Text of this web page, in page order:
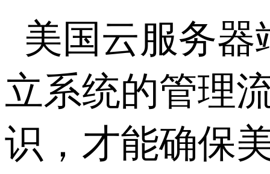
美国云服务
立系统的管理
识，才能确保